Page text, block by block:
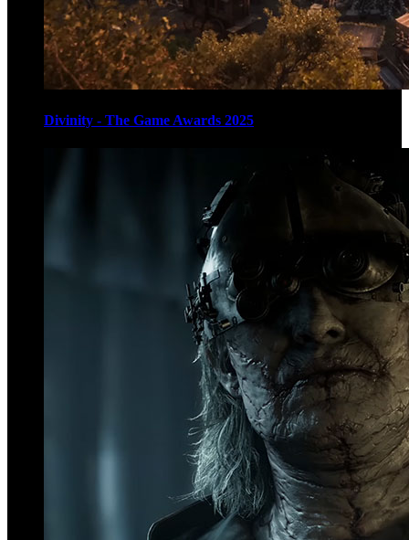
Divinity - The Game Awards 2025